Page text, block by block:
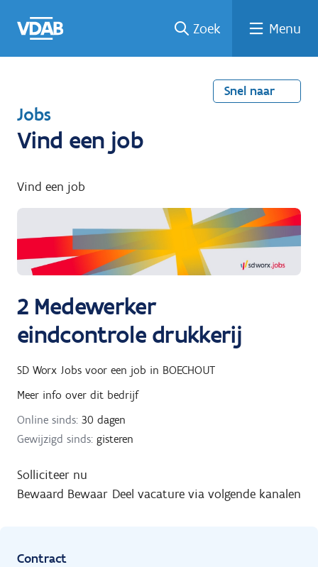
naar
een
een
job
naar
Zoek Menu
Snel naar
T
e
u
g
a
r
Jobs
Vind een job
Vind een job
2 Medewerker
eindcontrole drukkerij
SD Worx Jobs voor een job in BOECHOUT
Meer info over dit bedrijf
Online sinds: 30 dagen
Gewijzigd sinds: gisteren
Solliciteer nu
Bewaard Bewaar Deel vacature via volgende kanalen
Contract